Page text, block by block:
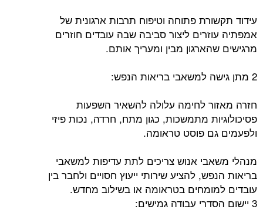
עידוד תקשורת פתוחה וטיפוח תרבות ארגונית של
אמפתיה עוזרים ליצור סביבה שבה עובדים חוזרים
מרגישים שהארגון מבין ומעריך אותם.
2 מתן גישה למשאבי בריאות הנפש:
חזרה מאזור לחימה עלולה להשאיר השפעות
פסיכולוגיות מתמשכות, כגון מתח, חרדה, נכות פיזי
ולפעמים גם פוסט טראומה.
מנהלי משאבי אנוש צריכים לתת עדיפות למשאבי
בריאות הנפש, להציע שירותי ייעוץ חסויים ולחבר בין
עובדים למומחים בטראומה או בשילוב מחדש.
3 יישום הסדרי עבודה גמישים: